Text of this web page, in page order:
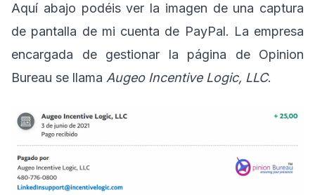
Aquí abajo podéis ver la imagen de una captura
de pantalla de mi cuenta de PayPal. La empresa
encargada de gestionar la página de Opinion
Bureau se llama Augeo Incentive Logic, LLC.